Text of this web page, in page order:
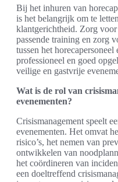
Bij het inhuren van
is het belangrijk om te
klantgerichtheid. Zorg voor
passende training en zorg
tussen het
professioneel en goed
veilige en gastvrije
Wat is de rol van
evenementen?
Crisismanagement speelt
evenementen. Het omvat
risico’s, het nemen van
ontwikkelen van
het coördineren van
een doeltreffend